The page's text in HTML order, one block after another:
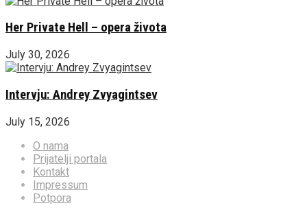
Her Private Hell – opera života
July 30, 2026
Intervju: Andrey Zvyagintsev
July 15, 2026
O nama
Prijatelji portala
Kontakt
Impressum
Potpora